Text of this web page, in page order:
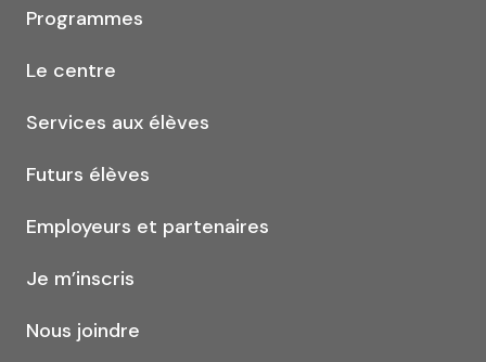
Programmes
Le centre
Services aux élèves
Futurs élèves
Employeurs et partenaires
Je m’inscris
Nous joindre